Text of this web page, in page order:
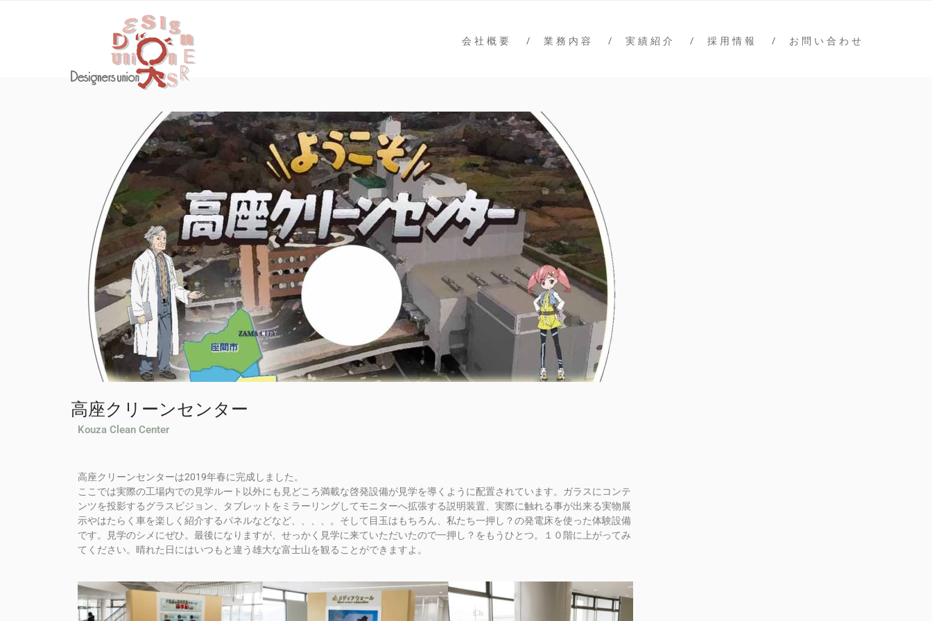
会 社 概 要
業 務 内 容 実 績 紹 介 採 用 情 報 お 問 い 合 わ せ
高座クリーンセンター
Kouza Clean Center
高座クリーンセンターは2019年春に完成しました。
ここでは実際の工場内での見学ルート以外にも見どころ満載な啓発設備が見学を導くように配置されています。ガラスにコンテ
ンツを投影するグラスビジョン、タブレットをミラーリングしてモニターへ拡張する説明装置、実際に触れる事が出来る実物展
示やはたらく車を楽しく紹介するパネルなどなど、、、、。そして目玉はもちろん、私たち一押し？の発電床を使った体験設備
です。見学のシメにぜひ。最後になりますが、せっかく見学に来ていただいたので一押し？をもうひとつ。１０階に上がってみ
てください。晴れた日にはいつもと違う雄大な富士山を観ることができますよ。